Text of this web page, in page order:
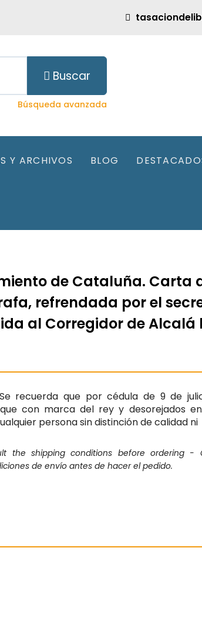
Buscar
Búsqueda avanzada
Y ARCHIVOS BLOG
de Cataluña. Carta
refrendada por el
al Corregidor de Alcalá
recuerda que por cédula de 9 de
con marca del rey y desorejados
persona sin distinción de calidad ni
the shipping conditions before ordering -
de envío antes de hacer el pedido.